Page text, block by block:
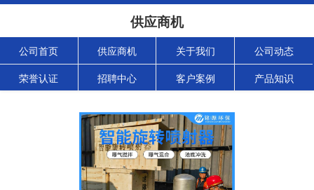
供应商机
公司首页 供应商机 关于我们 公司动态
荣誉认证 招聘中心 客户案例 产品知识